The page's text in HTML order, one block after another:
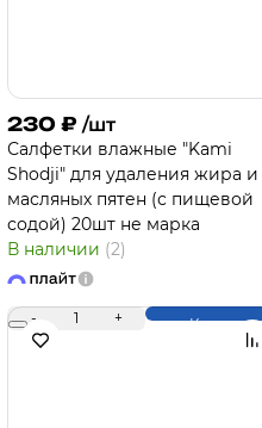
230 ₽ /шт
Салфетки влажные "Kami
Shodji" для удаления жира и
масляных пятен (с пищевой
содой) 20шт не марка
В наличии (2)
- 1 + Купить